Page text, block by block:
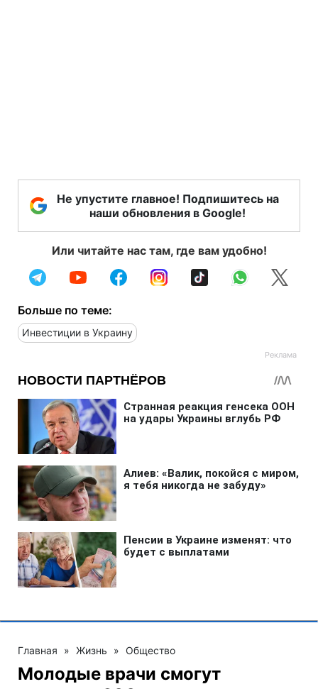
Не упустите главное! Подпишитесь на
наши обновления в Google!
Или читайте нас там, где вам удобно!
Больше по теме:
Инвестиции в Украину
Главная » Жизнь » Общество
Молодые врачи смогут